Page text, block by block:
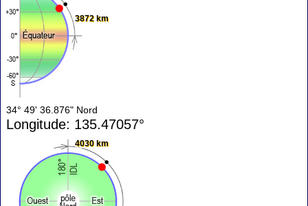
3872 km
34° 49' 36.876" Nord
Longitude: 135.47057°
4030 km